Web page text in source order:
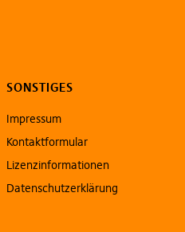
SONSTIGES
Impressum
Kontaktformular
Lizenzinformationen
Datenschutzerklärung